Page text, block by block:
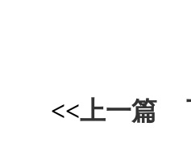
<<上一篇